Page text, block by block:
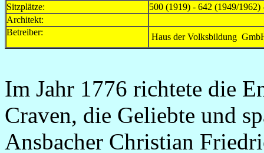
Sitzplätze:
500 (1919) - 642 (1949/
Architekt:
Betreiber:
Haus der Volksbildung
Im Jahr 1776 richtete die
Craven, die Geliebte und
Ansbacher Christian